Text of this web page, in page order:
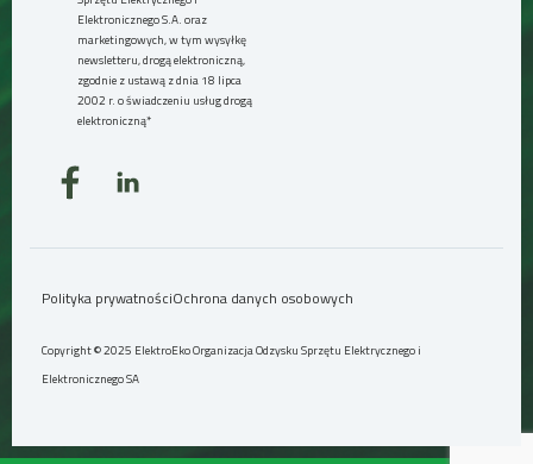
Elektronicznego S.A. oraz
marketingowych, w tym wysyłkę
newsletteru, drogą elektroniczną,
zgodnie z ustawą z dnia 18 lipca
2002 r. o świadczeniu usług drogą
elektroniczną*
Polityka prywatnościOchrona danych osobowych
Copyright © 2025 ElektroEko Organizacja Odzysku Sprzętu Elektrycznego i
Elektronicznego SA